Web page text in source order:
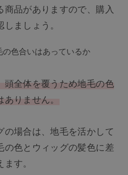
品がありますので、購入
ましょう。
色合いはあっているか
頭全体を覆うため地毛の色
りません。
の場合は、地毛を活かして
の色とウィッグの髪色に差
す。